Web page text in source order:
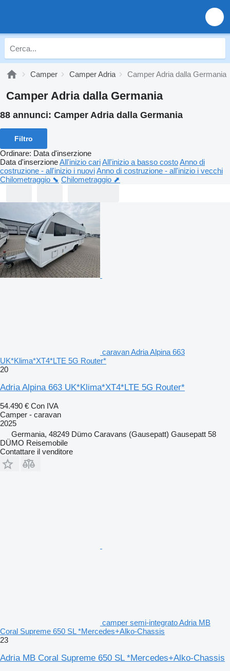
Camper Camper Adria Camper Adria dalla Germania
Camper Adria dalla Germania
88 annunci: Camper Adria dalla Germania
Filtro
Ordinare: Data d'inserzione
Data d'inserzioneAll'inizio cariAll'inizio a basso costoAnno di
costruzione - all'inizio i nuoviAnno di costruzione - all'inizio i vecchi
Chilometraggio ⬊ Chilometraggio ⬈
caravan Adria Alpina 663
UK*Klima*XT4*LTE 5G Router*
20
Adria Alpina 663 UK*Klima*XT4*LTE 5G Router*
54.490 € Con IVA
Camper - caravan
2025
Germania, 48249 Dümo Caravans (Gausepatt) Gausepatt 58
DÜMO Reisemobile
Contattare il venditore
camper semi-integrato Adria MB
Coral Supreme 650 SL *Mercedes+Alko-Chassis
23
Adria MB Coral Supreme 650 SL *Mercedes+Alko-Chassis